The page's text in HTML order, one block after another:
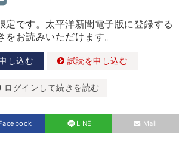
定です。太平洋新聞電子版に登録する
をお読みいただけます。
し込む 試読を申し込む
ログインして続きを読む
LINE Mail